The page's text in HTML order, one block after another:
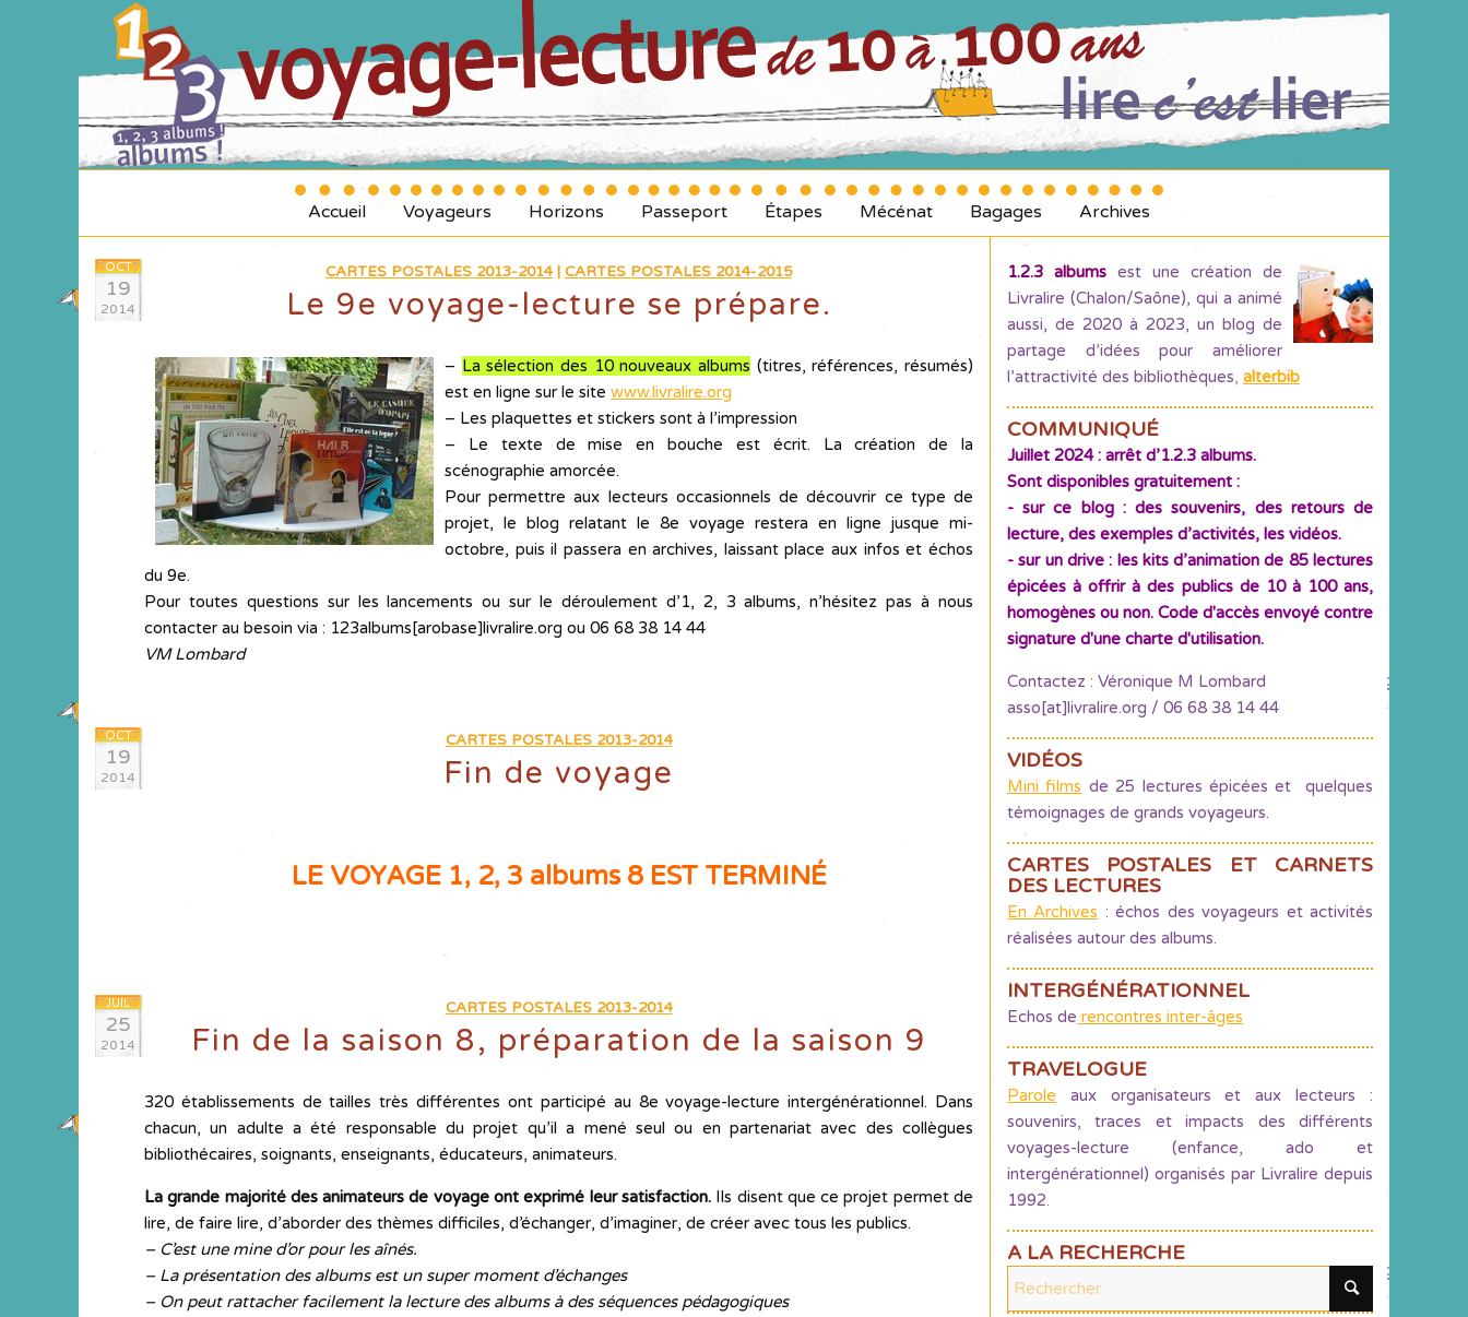
Accueil Voyageurs Horizons Passeport Étapes Mécénat Bagages Archives
OCT
19
2014
CARTES POSTALES 2013-2014 CARTES POSTALES 2014-2015
Le 9e voyage-lecture se prépare.
– La sélection des 10 nouveaux albums (titres, références, résumés)
est en ligne sur le site www.livralire.org
– Les plaquettes et stickers sont à l’impression
– Le texte de mise en bouche est écrit. La création de la
scénographie amorcée.
Pour permettre aux lecteurs occasionnels de découvrir ce type de
projet, le blog relatant le 8e voyage restera en ligne jusque mi-
octobre, puis il passera en archives, laissant place aux infos et échos
du 9e.
Pour toutes questions sur les lancements ou sur le déroulement d’1, 2, 3 albums, n’hésitez pas à nous
contacter au besoin via : 123albums[arobase]livralire.org ou 06 68 38 14 44
VM Lombard
OCT
19
2014
CARTES POSTALES 2013-2014
Fin de voyage
LE VOYAGE 1, 2, 3 albums 8 EST TERMINÉ
JUIL
25
2014
CARTES POSTALES 2013-2014
Fin de la saison 8, préparation de la saison 9
320 établissements de tailles très différentes ont participé au 8e voyage-lecture intergénérationnel. Dans
chacun, un adulte a été responsable du projet qu’il a mené seul ou en partenariat avec des collègues
bibliothécaires, soignants, enseignants, éducateurs, animateurs.
La grande majorité des animateurs de voyage ont exprimé leur satisfaction.Ils disent que ce projet permet de
lire, de faire lire, d’aborder des thèmes difficiles, d’échanger, d’imaginer, de créer avec tous les publics.
– C’est une mine d’or pour les aînés.
– La présentation des albums est un super moment d’échanges
– On peut rattacher facilement la lecture des albums à des séquences pédagogiques
1.2.3 albums est une création de
Livralire (Chalon/Saône), qui a animé
aussi, de 2020 à 2023, un blog de
partage d’idées pour améliorer
l’attractivité des bibliothèques, alterbib
COMMUNIQUÉ
Juillet 2024 : arrêt d’1.2.3 albums.
Sont disponibles gratuitement :
- sur ce blog : des souvenirs, des retours de
lecture, des exemples d’activités, les vidéos.
- sur un drive : les kits d’animation de 85 lectures
épicées à offrir à des publics de 10 à 100 ans,
homogènes ou non. Code d'accès envoyé contre
signature d'une charte d'utilisation.
Contactez : Véronique M Lombard
asso[at]livralire.org / 06 68 38 14 44
VIDÉOS
Mini films de 25 lectures épicées et quelques
témoignages de grands voyageurs.
CARTES POSTALES ET CARNETS
DES LECTURES
En Archives : échos des voyageurs et activités
réalisées autour des albums.
INTERGÉNÉRATIONNEL
Echos de rencontres inter-âges
TRAVELOGUE
Parole aux organisateurs et aux lecteurs :
souvenirs, traces et impacts des différents
voyages-lecture (enfance, ado et
intergénérationnel) organisés par Livralire depuis
1992.
A LA RECHERCHE